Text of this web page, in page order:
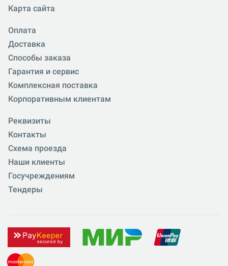
Карта сайта
Оплата
Доставка
Способы заказа
Гарантия и сервис
Комплексная поставка
Корпоративным клиентам
Реквизиты
Контакты
Схема проезда
Наши клиенты
Госучреждениям
Тендеры